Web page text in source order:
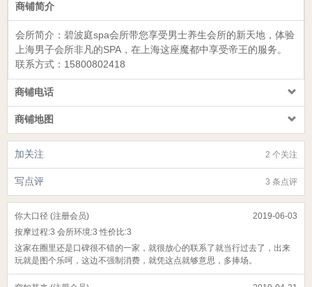
商铺简介
会所简介： 碧波庭spa会所带您享受男士养生会所的新天地，体验
上海男子会所非凡的SPA，在上海这座魔都中享受帝王的服务。
联系方式： 15800802418
商铺电话
商铺地图
2 个关注
加关注
3 条点评
写点评
2019-06-03
你大口径 (注册会员)
按摩过程:3 会所环境:3 性价比:3
这家在圈里还是口碑很不错的一家，就很放心的联系了就当行过去了，出来
玩就是图个乐呵，这边不强制消费，就凭这点就够意思，多捧场。